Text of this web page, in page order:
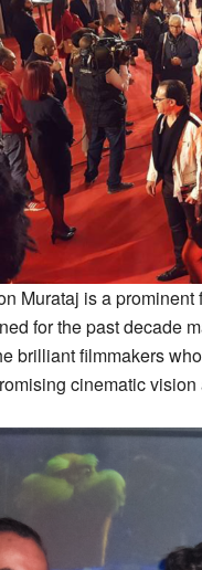
Murataj is a
for the past decade
brilliant filmmakers
cinematic